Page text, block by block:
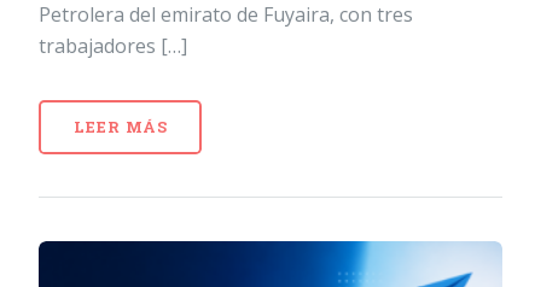
Petrolera del emirato de Fuyaira, con tres
trabajadores […]
LEER MÁS